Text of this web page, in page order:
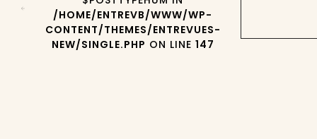
/HOME/ENTREVB/WWW/WP-
CONTENT/THEMES/ENTREVUES-
NEW/SINGLE.PHP ON LINE 147